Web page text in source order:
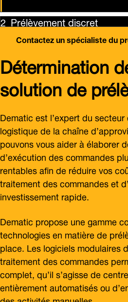
Prélèvement discret
Contactez un spécialiste du
Détermination
solution de
Dematic est l’expert du
logistique de la chaîne
pouvons vous aider à élaborer
d’exécution des commandes
rentables afin de réduire vos
traitement des commandes et
investissement rapide.
Dematic propose une gamme
technologies en matière de
place. Les logiciels modulaires
traitement des commandes
complet, qu’il s’agisse de
entièrement automatisés ou